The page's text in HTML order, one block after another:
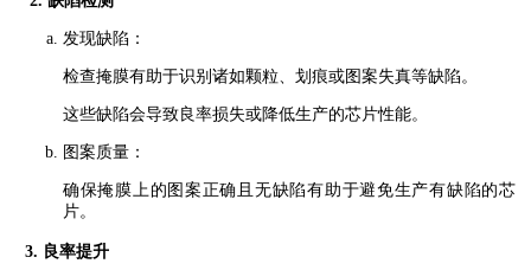
发现缺陷：
检查掩膜有助于识别诸如颗粒、划痕或图案失真等缺陷。
这些缺陷会导致良率损失或降低生产的芯片性能。
图案质量：
确保掩膜上的图案正确且无缺陷有助于避免生产有缺陷的芯
片。
3. 良率提升